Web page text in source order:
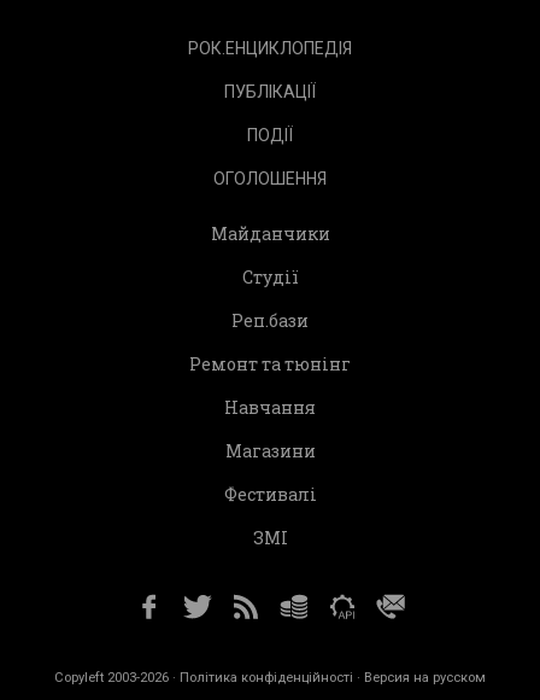
РОК.ЕНЦИКЛОПЕДІЯ
ПУБЛІКАЦІЇ
ПОДІЇ
ОГОЛОШЕННЯ
Майданчики
Студії
Реп.бази
Ремонт та тюнінг
Навчання
Магазини
Фестивалі
ЗМІ
Copyleft 2003-2026 · Політика конфіденційності · Версия на русском